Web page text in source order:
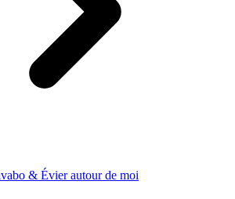
& Évier autour de moi